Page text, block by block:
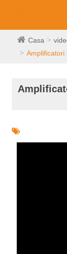
Casa
Amplificatori